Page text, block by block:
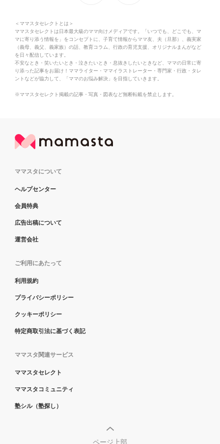
＜ママスタセレクトとは＞
ママスタセレクトは日本最大級のママ向けメディアです。「いつでも、どこでも、マ
マに寄り添う情報を」をコンセプトに、子育て情報からママ友、夫（旦那）、義実家
（義母、義父、義家族）の話、教育コラム、行政の育児支援、オリジナルまんがなど
を日々配信しています。
不安なとき・笑いたいとき・泣きたいとき・息抜きしたいときなど、ママの日常に寄
り添った記事をお届け！ママライター・ママイラストレーター・専門家・行政・タレ
ントなどが協力して、「ママのお悩み解決」を目指していきます。
※ママスタセレクト掲載の記事・写真・図表など無断転載を禁止します。
ママスタについて
ヘルプセンター
会員特典
広告出稿について
運営会社
ご利用にあたって
利用規約
プライバシーポリシー
クッキーポリシー
特定商取引法に基づく表記
ママスタ関連サービス
ママスタセレクト
ママスタコミュニティ
塾シル（塾探し）
ページ上部